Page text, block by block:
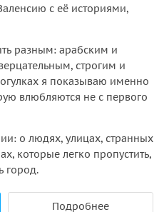
с её историями,
разным: арабским и
строгим и
я показываю именно
влюбляются не с первого
о людях, улицах, странных
которые легко пропустить,
город.
Подробнее